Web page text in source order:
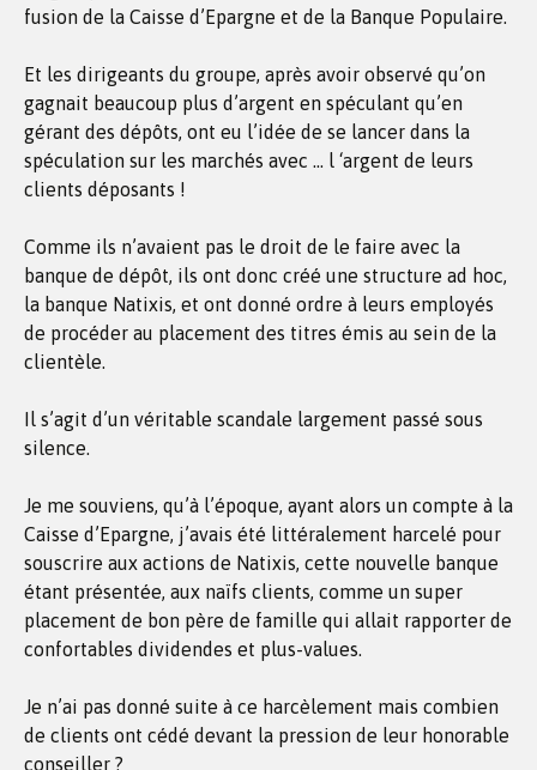
fusion de la Caisse d’Epargne et de la Banque Populaire.
Et les dirigeants du groupe, après avoir observé qu’on
gagnait beaucoup plus d’argent en spéculant qu’en
gérant des dépôts, ont eu l’idée de se lancer dans la
spéculation sur les marchés avec … l ‘argent de leurs
clients déposants !
Comme ils n’avaient pas le droit de le faire avec la
banque de dépôt, ils ont donc créé une structure ad hoc,
la banque Natixis, et ont donné ordre à leurs employés
de procéder au placement des titres émis au sein de la
clientèle.
Il s’agit d’un véritable scandale largement passé sous
silence.
Je me souviens, qu’à l’époque, ayant alors un compte à la
Caisse d’Epargne, j’avais été littéralement harcelé pour
souscrire aux actions de Natixis, cette nouvelle banque
étant présentée, aux naïfs clients, comme un super
placement de bon père de famille qui allait rapporter de
confortables dividendes et plus-values.
Je n’ai pas donné suite à ce harcèlement mais combien
de clients ont cédé devant la pression de leur honorable
conseiller ?